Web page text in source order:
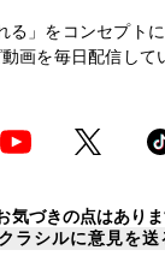
る」をコンセプト
画を毎日配信して
気づきの点はあり
クラシルに意見を送